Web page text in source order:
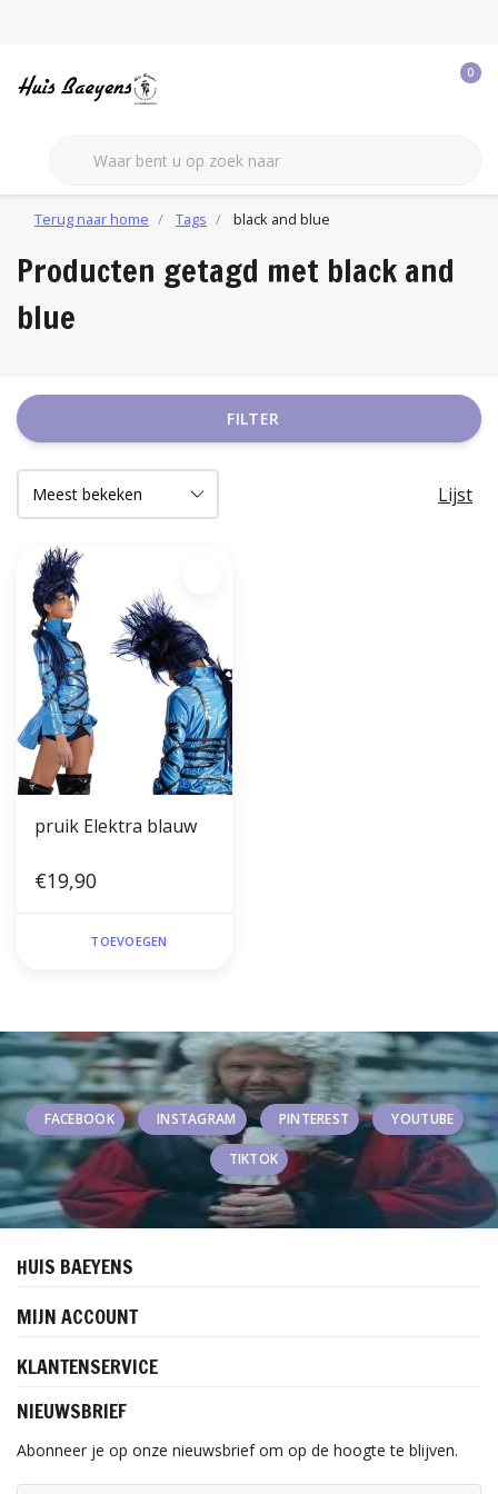
0
Terug naar home Tags black and blue
Producten getagd met black and
blue
FILTER
Lijst
pruik Elektra blauw
€19,90
TOEVOEGEN
FACEBOOK INSTAGRAM PINTEREST YOUTUBE
TIKTOK
HUIS BAEYENS
MIJN ACCOUNT
KLANTENSERVICE
NIEUWSBRIEF
Abonneer je op onze nieuwsbrief om op de hoogte te blijven.